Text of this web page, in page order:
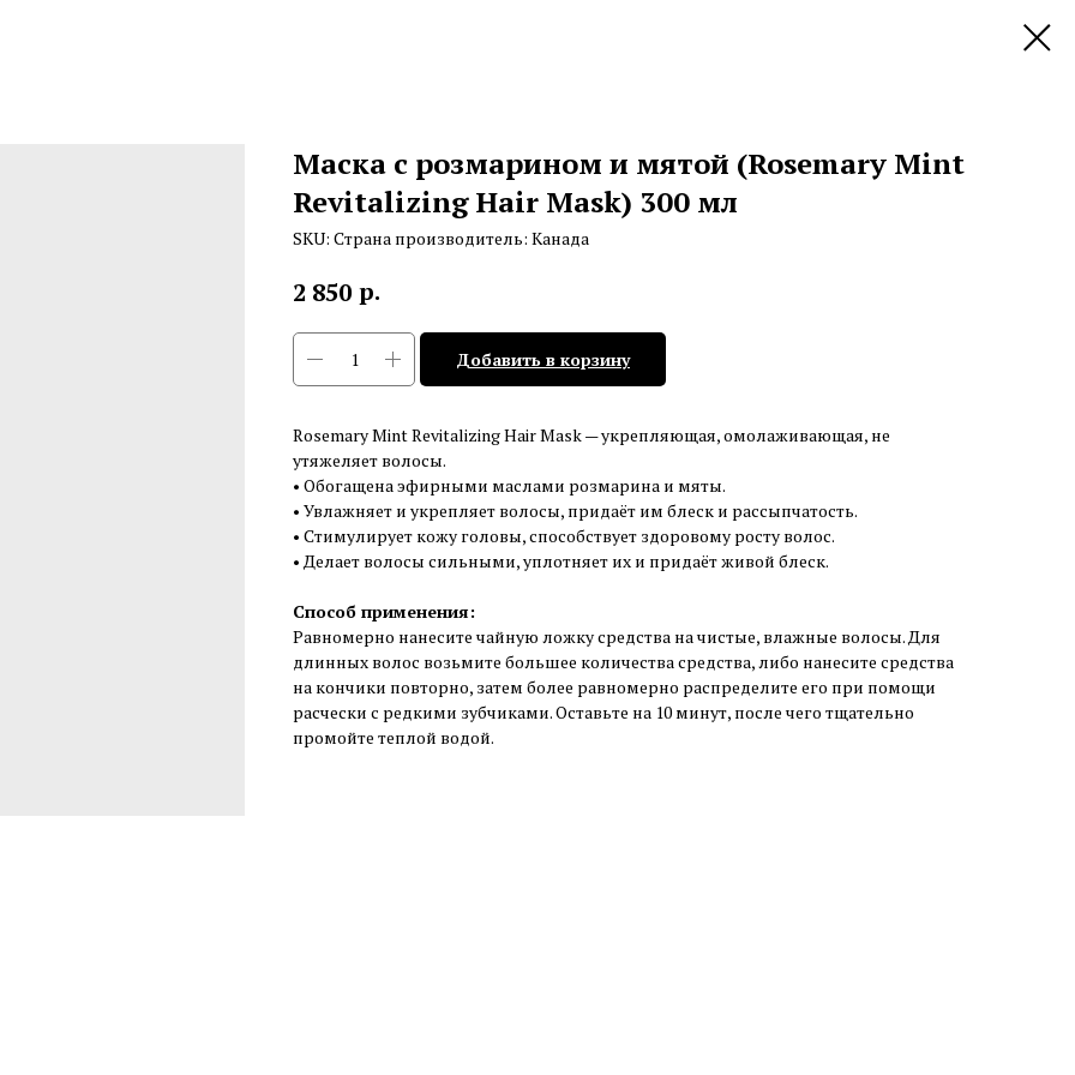
Маска с розмарином и мятой (Rosemary Mint
Revitalizing Hair Mask) 300 мл
SKU: Страна производитель: Канада
2 850 р.
Добавить в корзину
Rosemary Mint Revitalizing Hair Mask — укрепляющая, омолаживающая, не
утяжеляет волосы.
• Обогащена эфирными маслами розмарина и мяты.
• Увлажняет и укрепляет волосы, придаёт им блеск и рассыпчатость.
• Стимулирует кожу головы, способствует здоровому росту волос.
• Делает волосы сильными, уплотняет их и придаёт живой блеск.
Способ применения:
Равномерно нанесите чайную ложку средства на чистые, влажные волосы. Для
длинных волос возьмите большее количества средства, либо нанесите средства
на кончики повторно, затем более равномерно распределите его при помощи
расчески с редкими зубчиками. Оставьте на 10 минут, после чего тщательно
промойте теплой водой.